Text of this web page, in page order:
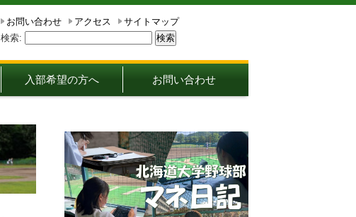
お問い合わせ アクセス
サイトマップ
検索:
入部希望の方へ お問い合わせ